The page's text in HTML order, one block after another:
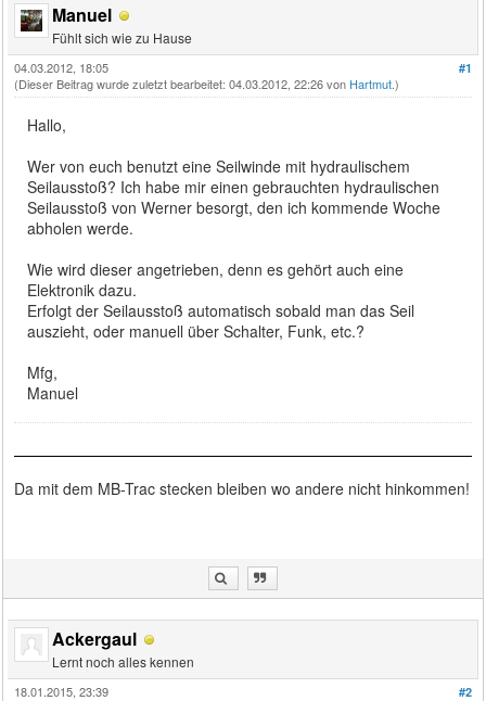
Manuel
Fühlt sich wie zu Hause
#1
04.03.2012, 18:05
(Dieser Beitrag wurde zuletzt bearbeitet: 04.03.2012, 22:26 von Hartmut.)
Hallo,
Wer von euch benutzt eine Seilwinde mit hydraulischem
Seilausstoß? Ich habe mir einen gebrauchten hydraulischen
Seilausstoß von Werner besorgt, den ich kommende Woche
abholen werde.
Wie wird dieser angetrieben, denn es gehört auch eine
Elektronik dazu.
Erfolgt der Seilausstoß automatisch sobald man das Seil
auszieht, oder manuell über Schalter, Funk, etc.?
Mfg,
Manuel
Da mit dem MB-Trac stecken bleiben wo andere nicht hinkommen!
Ackergaul
Lernt noch alles kennen
#2
18.01.2015, 23:39